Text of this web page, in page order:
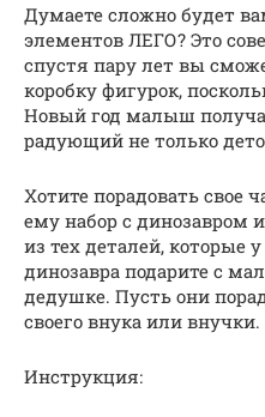
Думаете сложно будет
элементов ЛЕГО? Это
спустя пару лет вы
коробку фигурок,
Новый год малыш
радующий не только
Хотите порадовать свое
ему набор с динозавром
из тех деталей, которые
динозавра подарите с
дедушке. Пусть они
своего внука или внучки.
Инструкция: